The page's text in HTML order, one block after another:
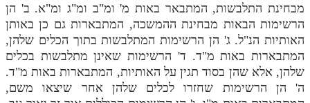
תלמוד עשר הספירות חלק ז
תלמוד עשר הספירות חלק ח
תלמוד עשר הספירות חלק ט
תלמוד עשר הספירות חלק י
מבחינת התלבשות, המתבאר באות מ' ומ"ב ומ"ג ומ"א. ב' הן
הרשימות הבאות מבחינת ההמשכה, המתבארות גם כן באותן
האותיות הנ"ל. ג' הן הרשימות המתלבשות בתוך הכלים שלהן,
המתבארות באות מ"ד. ד' הרשימות שאינן מתלבשות בכלים
שלהן, אלא שהן בסוד תגין על האותיות, המתבארות באות מ"ד.
ה' הן הרשימות שחזרו לכלים שלהן אחר שיצאו משם,